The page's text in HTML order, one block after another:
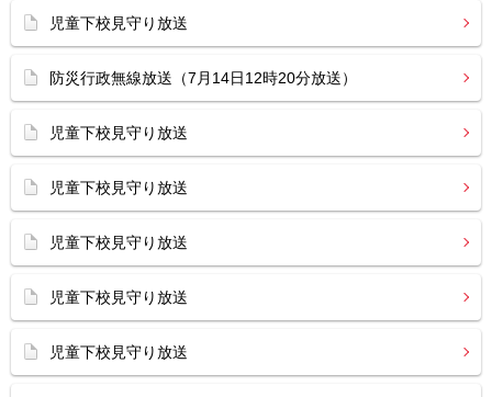
児童下校見守り放送
防災行政無線放送（7月14日12時20分放送）
児童下校見守り放送
児童下校見守り放送
児童下校見守り放送
児童下校見守り放送
児童下校見守り放送